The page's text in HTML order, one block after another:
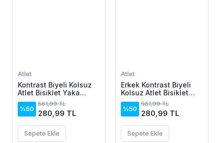
Atlet
Kontrast Biyeli Kolsuz
Atlet Bisiklet Yaka
Yazlık Basic Atlet -
Turkuaz
%50
561,99 TL
280,99 TL
Sepete Ekle
Atlet
Erkek Kontrast Biyeli
Kolsuz Atlet Bisiklet
Yaka Yazlık Basic Atlet
- Turkuaz
%50
561,99 TL
280,99 TL
Sepete Ekle